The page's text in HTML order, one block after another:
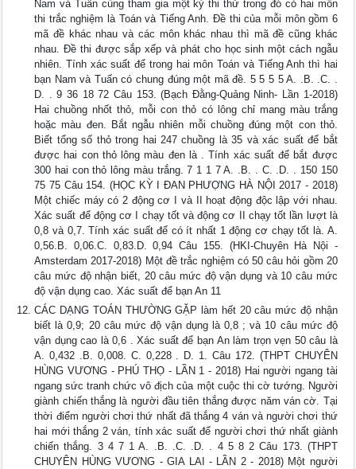
Nam và Tuấn cùng tham gia một kỳ thi thử trong đó có hai môn
thi trắc nghiệm là Toán và Tiếng Anh. Đề thi của mỗi môn gồm 6
mã đề khác nhau và các môn khác nhau thì mã đề cũng khác
nhau. Đề thi được sắp xếp và phát cho học sinh một cách ngẫu
nhiên. Tính xác suất để trong hai môn Toán và Tiếng Anh thì hai
bạn Nam và Tuấn có chung đúng một mã đề. 5 5 5 5 A. .B. .C. .
D. . 9 36 18 72 Câu 153. (Bạch Đằng-Quảng Ninh- Lần 1-2018)
Hai chuồng nhốt thỏ, mỗi con thỏ có lông chỉ mang màu trắng
hoặc màu đen. Bắt ngẫu nhiên mỗi chuồng đúng một con thỏ.
Biết tổng số thỏ trong hai 247 chuồng là 35 và xác suất để bắt
được hai con thỏ lông màu đen là . Tính xác suất để bắt được
300 hai con thỏ lông màu trắng. 7 1 1 7 A. .B. . C. .D. . 150 150
75 75 Câu 154. (HỌC KỲ I ĐAN PHƯỢNG HÀ NỘI 2017 - 2018)
Một chiếc máy có 2 động cơ I và II hoạt động độc lập với nhau.
Xác suất để động cơ I chạy tốt và động cơ II chạy tốt lần lượt là
0,8 và 0,7. Tính xác suất để có ít nhất 1 động cơ chạy tốt là. A.
0,56.B. 0,06.C. 0,83.D. 0,94 Câu 155. (HKI-Chuyên Hà Nội -
Amsterdam 2017-2018) Một đề trắc nghiệm có 50 câu hỏi gồm 20
câu mức độ nhận biết, 20 câu mức độ vận dụng và 10 câu mức
độ vận dụng cao. Xác suất để bạn An 11
CÁC DẠNG TOÁN THƯỜNG GẶP làm hết 20 câu mức độ nhận
biết là 0,9; 20 câu mức độ vận dụng là 0,8 ; và 10 câu mức độ
vận dụng cao là 0,6 . Xác suất để bạn An làm trọn vẹn 50 câu là
A. 0,432 .B. 0,008. C. 0,228 . D. 1. Câu 172. (THPT CHUYÊN
HÙNG VƯƠNG - PHÚ THỌ - LẦN 1 - 2018) Hai người ngang tài
ngang sức tranh chức vô địch của một cuộc thi cờ tướng. Người
giành chiến thắng là người đầu tiên thắng được năm ván cờ. Tại
thời điểm người chơi thứ nhất đã thắng 4 ván và người chơi thứ
hai mới thắng 2 ván, tính xác suất để người chơi thứ nhất giành
chiến thắng. 3 4 7 1 A. .B. .C. .D. . 4 5 8 2 Câu 173. (THPT
CHUYÊN HÙNG VƯƠNG - GIA LAI - LẦN 2 - 2018) Một người